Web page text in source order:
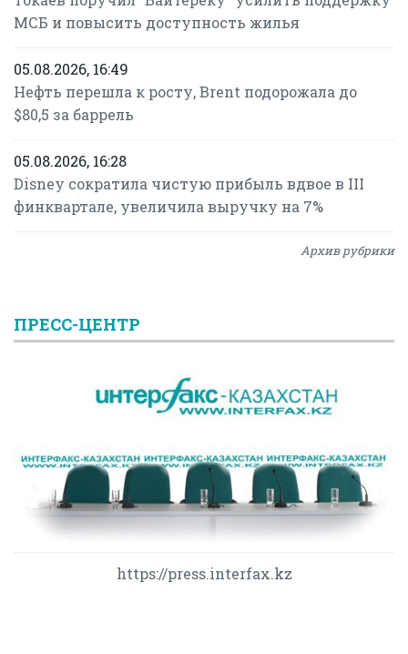
МСБ и повысить доступность жилья
05.08.2026, 16:49
Нефть перешла к росту, Brent подорожала до
$80,5 за баррель
05.08.2026, 16:28
Disney сократила чистую прибыль вдвое в III
финквартале, увеличила выручку на 7%
Архив рубрики
ПРЕСС-ЦЕНТР
https://press.interfax.kz